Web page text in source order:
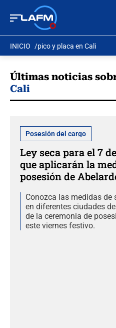
INICIO pico y placa en Cali
Últimas noticias
Cali
Posesión del cargo
Ley seca para el 7
que aplicarán la
posesión de
Conozca las medidas
en diferentes ciudades
de la ceremonia de
este viernes festivo.